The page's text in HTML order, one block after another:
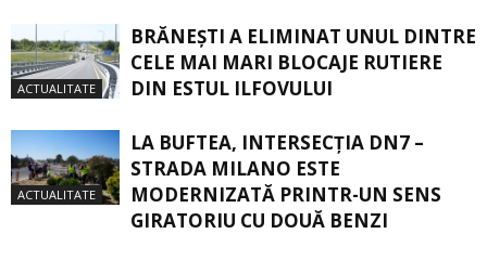
ACTUALITATE
BRĂNEȘTI A ELIMINAT UNUL DINTRE
CELE MAI MARI BLOCAJE RUTIERE
DIN ESTUL ILFOVULUI
ACTUALITATE
LA BUFTEA, INTERSECŢIA DN7 –
STRADA MILANO ESTE
MODERNIZATĂ PRINTR-UN SENS
GIRATORIU CU DOUĂ BENZI